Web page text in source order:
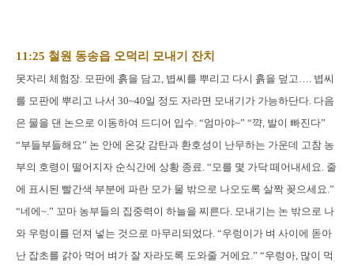
11:25 철원 동송읍 오덕리 모내기 잔치
못자리 체험장. 모판에 흙을 담고, 볍씨를 뿌리고 다시 흙을 덮고…. 볍씨
를 모판에 뿌리고 나서 30~40일 정도 자라면 모내기가 가능하단다. 다음
은 물을 댄 논으로 이동하여 드디어 입수. “엄마야~” “꺅, 발이 빠진다”
“부들부들해요” 논 안에 온갖 감탄과 환호성이 난무하는 가운데 고참 농
부의 호령이 떨어지자 순식간에 상황 종료. “모를 몇 가닥 떼어내세요. 줄
에 표시된 빨간색 부분에 파란 모가 물 밖으로 나오도록 살짝 꽂으세요.”
“네에~.” 꼬마 농부들의 집중력이 하늘을 찌른다. 모내기는 논 밖으로 나
와 우렁이를 던져 넣는 것으로 마무리되었다. “우렁이가 벼 사이에 돋아
난 잡초를 갉아 먹어 벼가 잘 자라도록 도와줄 거에요.” “우렁아, 많이 먹